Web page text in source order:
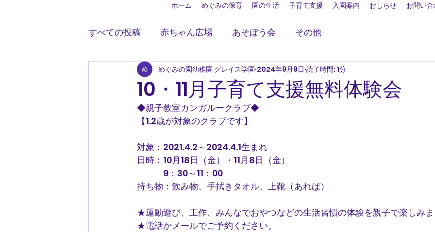
ホーム めぐみの保育 園の生活 子育て支援 入園案内 おしらせ お問い
すべての投稿 赤ちゃん広場 あそぼう会 その他
10・11月子育て支援無料体験会
めぐみの園幼稚園 グレイス学園 2024年9月9日 読了時間: 1分
◆親子教室カンガルークラブ◆
【1.2歳が対象のクラブです】
対象：2021.4.2～2024.4.1生まれ
日時：10月18日（金）・11月8日（金）
9：30～11：00
持ち物：飲み物、手拭きタオル、上靴（あれば）
★運動遊び、工作、みんなでおやつなどの生活習慣の体験を親子で楽しみ
★電話かメールでご予約ください。